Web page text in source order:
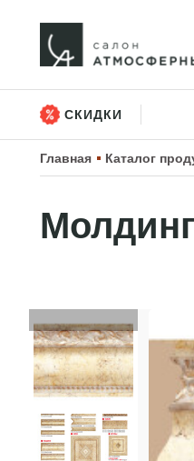
СКИДКИ
Главная Каталог